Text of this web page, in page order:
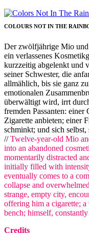
COLOURS NOT IN THE
Der zwölfjährige Mio und
ein verlassenes
kurzzeitig abgelenkt und
seiner Schwester, die
allmählich, bis sie ganz
emotionalen
überwältigt wird, irrt
fremden Passanten:
Zigarette anbieten; einer
schminkt; und sich
//Twelve-year-old Mio
into an abandoned
momentarily distracted
initially filled with
eventually comes to a
collapse and
strange, empty city,
offering him a cigarette;
bench; himself,
Credits